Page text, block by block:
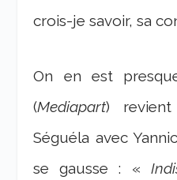
crois-je savoir, sa
On en est
(Mediapart)
Séguéla avec
se gausse : «